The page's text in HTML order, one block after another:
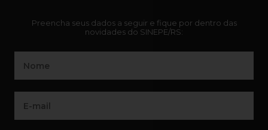
Preencha seus dados a seguir e fique por dentro das
novidades do SINEPE/RS: